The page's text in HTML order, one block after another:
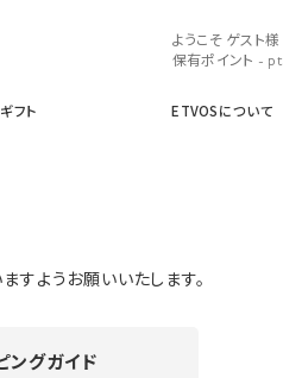
ギフト ETVOSについて
ようこそ ゲスト様
保有ポイント - pt
すようお願いいたします。
ングガイド